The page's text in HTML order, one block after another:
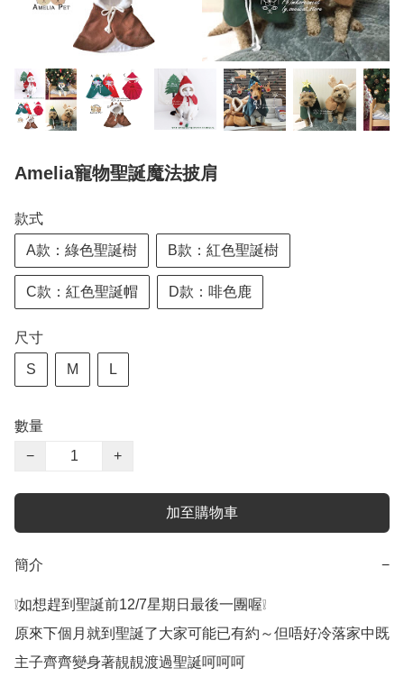
Amelia寵物聖誕魔法披肩
款式
A款：綠色聖誕樹 B款：紅色聖誕樹
C款：紅色聖誕帽 D款：啡色鹿
尺寸
S M L
數量
−
+
加至購物車
簡介 −
❕如想趕到聖誕前12/7星期日最後一團喔❕
原來下個月就到聖誕了大家可能已有約～但唔好冷落家中既
主子齊齊變身著靚靚渡過聖誕呵呵呵